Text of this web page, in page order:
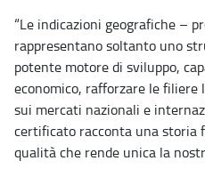
“Le indicazioni geografiche –
rappresentano soltanto uno
potente motore di sviluppo,
economico, rafforzare le
sui mercati nazionali e
certificato racconta una storia
qualità che rende unica la